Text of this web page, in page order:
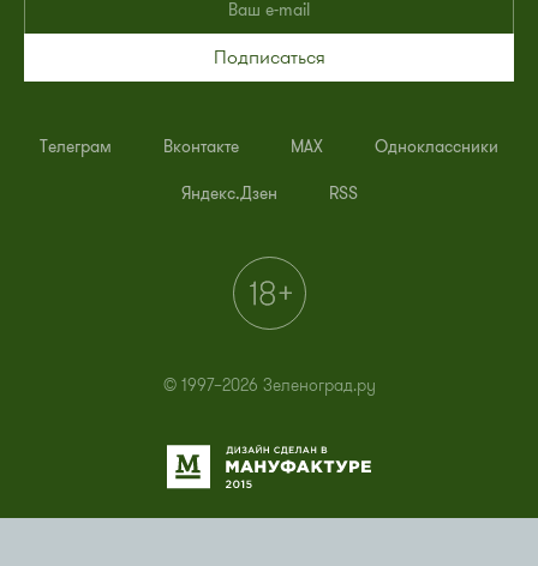
Подписаться
Телеграм Вконтакте MAX Одноклассники
Яндекс.Дзен RSS
© 1997–2026 Зеленоград.ру